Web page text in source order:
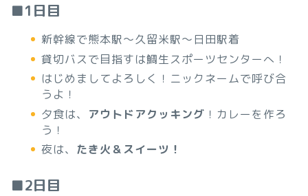
■1日目
新幹線で熊本駅～久留米駅～日田駅着
貸切バスで目指すは鯛生スポーツセンターへ！
はじめましてよろしく！ニックネームで呼び合
うよ！
夕食は、 アウトドアクッキング ！カレーを作ろ
う！
夜は、 たき火＆スイーツ！
■2日目